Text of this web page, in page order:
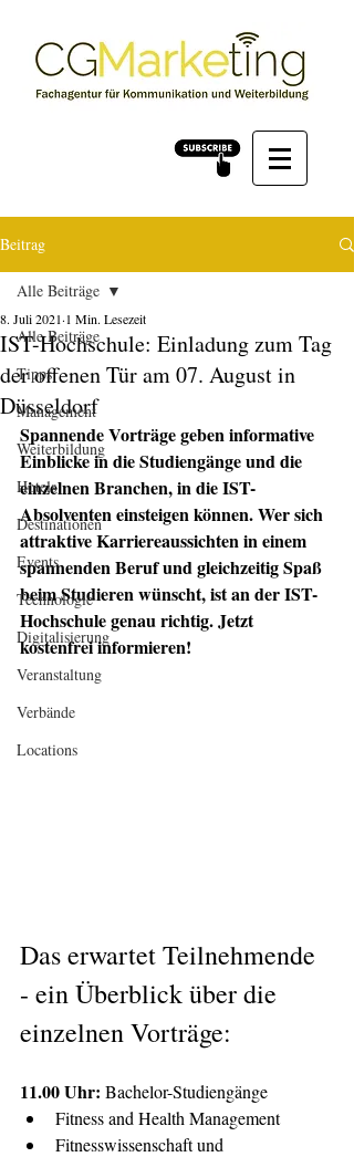
Beitrag
Alle Beiträge
Tipps
Management
Weiterbildung
Hotels
Destinationen
Events
Technologie
Digitalisierung
Veranstaltung
Verbände
Locations
Alle Beiträge
IST-Hochschule: Einladung zum Tag
der offenen Tür am 07. August in
Düsseldorf
8. Juli 2021 1 Min. Lesezeit
Spannende Vorträge geben informative
Einblicke in die Studiengänge und die
einzelnen Branchen, in die IST-
Absolventen einsteigen können. Wer sich
attraktive Karriereaussichten in einem
spannenden Beruf und gleichzeitig Spaß
beim Studieren wünscht, ist an der IST-
Hochschule genau richtig. Jetzt
kostenfrei informieren!
Das erwartet Teilnehmende
- ein Überblick über die
einzelnen Vorträge:
11.00 Uhr: Bachelor-Studiengänge
Fitness and Health Management
Fitnesswissenschaft und